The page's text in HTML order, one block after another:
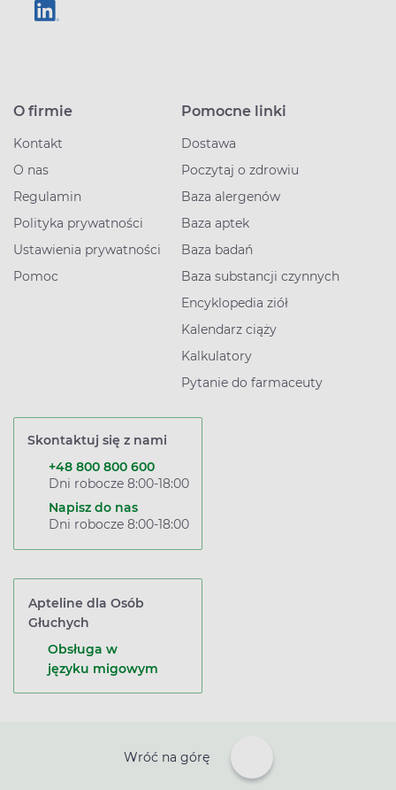
O firmie
Kontakt
O nas
Regulamin
Polityka prywatności
Ustawienia prywatności
Pomoc
Pomocne linki
Dostawa
Poczytaj o zdrowiu
Baza alergenów
Baza aptek
Baza badań
Baza substancji czynnych
Encyklopedia ziół
Kalendarz ciąży
Kalkulatory
Pytanie do farmaceuty
Skontaktuj się z nami
+48 800 800 600
Dni robocze 8:00-18:00
Napisz do nas
Dni robocze 8:00-18:00
Apteline dla Osób
Głuchych
Obsługa w
języku migowym
Wróć na górę